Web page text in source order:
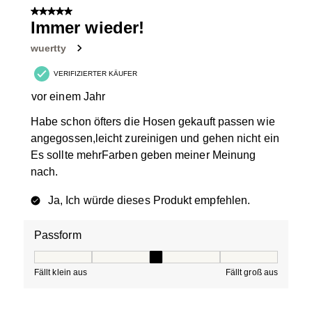
5 von 5 Sternen.
Immer wieder!
wuertty
VERIFIZIERTER KÄUFER
vor einem Jahr
Habe schon öfters die Hosen gekauft passen wie
angegossen,leicht zureinigen und gehen nicht ein
Es sollte mehrFarben geben meiner Meinung
nach.
Ja, Ich würde dieses Produkt empfehlen.
Passform
Fällt klein aus Fällt groß aus